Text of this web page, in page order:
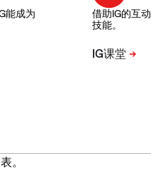
能成为
借助IG的互
技能。
。